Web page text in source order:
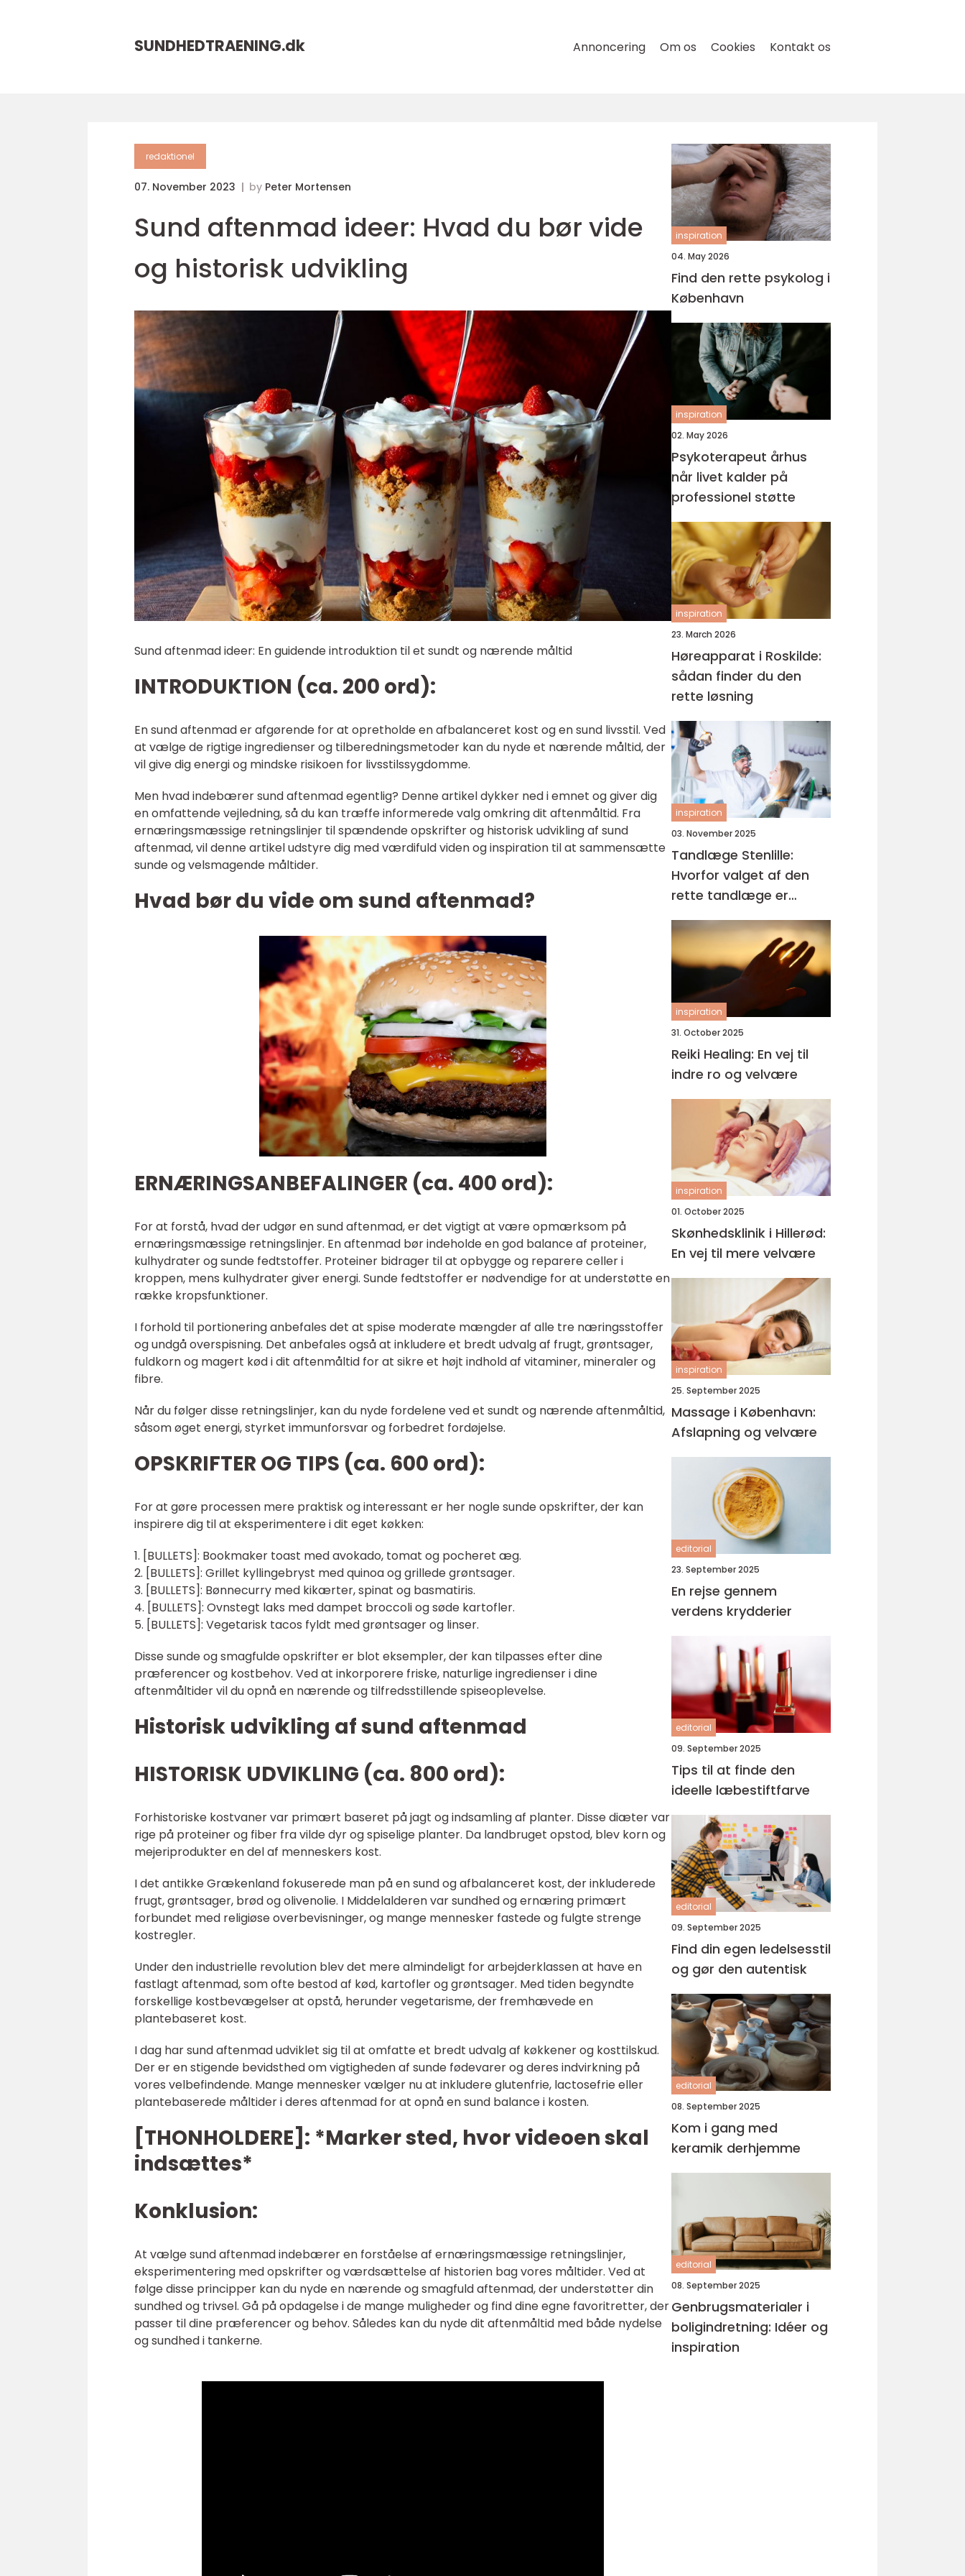
SUNDHEDTRAENING.dk Annoncering Om os Cookies Kontakt os
redaktionel
07. November 2023 by Peter Mortensen
Sund aftenmad ideer: Hvad du bør vide
og historisk udvikling
Sund aftenmad ideer: En guidende introduktion til et sundt og nærende måltid
INTRODUKTION (ca. 200 ord):
En sund aftenmad er afgørende for at opretholde en afbalanceret kost og en sund livsstil. Ved
at vælge de rigtige ingredienser og tilberedningsmetoder kan du nyde et nærende måltid, der
vil give dig energi og mindske risikoen for livsstilssygdomme.
Men hvad indebærer sund aftenmad egentlig? Denne artikel dykker ned i emnet og giver dig
en omfattende vejledning, så du kan træffe informerede valg omkring dit aftenmåltid. Fra
ernæringsmæssige retningslinjer til spændende opskrifter og historisk udvikling af sund
aftenmad, vil denne artikel udstyre dig med værdifuld viden og inspiration til at sammensætte
sunde og velsmagende måltider.
Hvad bør du vide om sund aftenmad?
ERNÆRINGSANBEFALINGER (ca. 400 ord):
For at forstå, hvad der udgør en sund aftenmad, er det vigtigt at være opmærksom på
ernæringsmæssige retningslinjer. En aftenmad bør indeholde en god balance af proteiner,
kulhydrater og sunde fedtstoffer. Proteiner bidrager til at opbygge og reparere celler i
kroppen, mens kulhydrater giver energi. Sunde fedtstoffer er nødvendige for at understøtte en
række kropsfunktioner.
I forhold til portionering anbefales det at spise moderate mængder af alle tre næringsstoffer
og undgå overspisning. Det anbefales også at inkludere et bredt udvalg af frugt, grøntsager,
fuldkorn og magert kød i dit aftenmåltid for at sikre et højt indhold af vitaminer, mineraler og
fibre.
Når du følger disse retningslinjer, kan du nyde fordelene ved et sundt og nærende aftenmåltid,
såsom øget energi, styrket immunforsvar og forbedret fordøjelse.
OPSKRIFTER OG TIPS (ca. 600 ord):
For at gøre processen mere praktisk og interessant er her nogle sunde opskrifter, der kan
inspirere dig til at eksperimentere i dit eget køkken:
1. [BULLETS]: Bookmaker toast med avokado, tomat og pocheret æg.
2. [BULLETS]: Grillet kyllingebryst med quinoa og grillede grøntsager.
3. [BULLETS]: Bønnecurry med kikærter, spinat og basmatiris.
4. [BULLETS]: Ovnstegt laks med dampet broccoli og søde kartofler.
5. [BULLETS]: Vegetarisk tacos fyldt med grøntsager og linser.
Disse sunde og smagfulde opskrifter er blot eksempler, der kan tilpasses efter dine
præferencer og kostbehov. Ved at inkorporere friske, naturlige ingredienser i dine
aftenmåltider vil du opnå en nærende og tilfredsstillende spiseoplevelse.
Historisk udvikling af sund aftenmad
HISTORISK UDVIKLING (ca. 800 ord):
Forhistoriske kostvaner var primært baseret på jagt og indsamling af planter. Disse diæter var
rige på proteiner og fiber fra vilde dyr og spiselige planter. Da landbruget opstod, blev korn og
mejeriprodukter en del af menneskers kost.
I det antikke Grækenland fokuserede man på en sund og afbalanceret kost, der inkluderede
frugt, grøntsager, brød og olivenolie. I Middelalderen var sundhed og ernæring primært
forbundet med religiøse overbevisninger, og mange mennesker fastede og fulgte strenge
kostregler.
Under den industrielle revolution blev det mere almindeligt for arbejderklassen at have en
fastlagt aftenmad, som ofte bestod af kød, kartofler og grøntsager. Med tiden begyndte
forskellige kostbevægelser at opstå, herunder vegetarisme, der fremhævede en
plantebaseret kost.
I dag har sund aftenmad udviklet sig til at omfatte et bredt udvalg af køkkener og kosttilskud.
Der er en stigende bevidsthed om vigtigheden af sunde fødevarer og deres indvirkning på
vores velbefindende. Mange mennesker vælger nu at inkludere glutenfrie, lactosefrie eller
plantebaserede måltider i deres aftenmad for at opnå en sund balance i kosten.
[THONHOLDERE]: *Marker sted, hvor videoen skal
indsættes*
Konklusion:
At vælge sund aftenmad indebærer en forståelse af ernæringsmæssige retningslinjer,
eksperimentering med opskrifter og værdsættelse af historien bag vores måltider. Ved at
følge disse principper kan du nyde en nærende og smagfuld aftenmad, der understøtter din
sundhed og trivsel. Gå på opdagelse i de mange muligheder og find dine egne favoritretter, der
passer til dine præferencer og behov. Således kan du nyde dit aftenmåltid med både nydelse
og sundhed i tankerne.
inspiration
04. May 2026
Find den rette psykolog i
København
inspiration
02. May 2026
Psykoterapeut århus
når livet kalder på
professionel støtte
inspiration
23. March 2026
Høreapparat i Roskilde:
sådan finder du den
rette løsning
inspiration
03. November 2025
Tandlæge Stenlille:
Hvorfor valget af den
rette tandlæge er
afgørende
inspiration
31. October 2025
Reiki Healing: En vej til
indre ro og velvære
inspiration
01. October 2025
Skønhedsklinik i Hillerød:
En vej til mere velvære
inspiration
25. September 2025
Massage i København:
Afslapning og velvære
editorial
23. September 2025
En rejse gennem
verdens krydderier
editorial
09. September 2025
Tips til at finde den
ideelle læbestiftfarve
editorial
09. September 2025
Find din egen ledelsesstil
og gør den autentisk
editorial
08. September 2025
Kom i gang med
keramik derhjemme
editorial
08. September 2025
Genbrugsmaterialer i
boligindretning: Idéer og
inspiration